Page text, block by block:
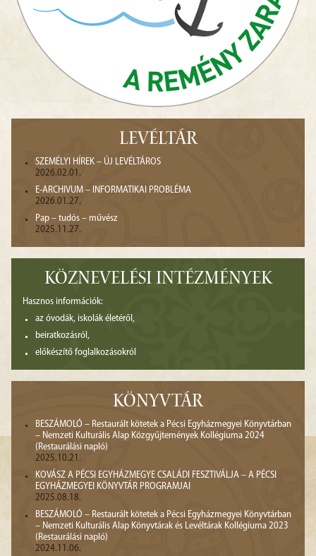
LEVÉLTÁR
SZEMÉLYI HÍREK – ÚJ LEVÉLTÁROS
2026.02.01.
E-ARCHIVUM – INFORMATIKAI PROBLÉMA
2026.01.27.
Pap – tudós – művész
2025.11.27.
KÖZNEVELÉSI INTÉZMÉNYEK
Hasznos információk:
az óvodák, iskolák életéről,
beiratkozásról,
előkészítő foglalkozásokról
KÖNYVTÁR
BESZÁMOLÓ – Restaurált kötetek a Pécsi Egyházmegyei Könyvtárban
– Nemzeti Kulturális Alap Közgyűjtemények Kollégiuma 2024
(Restaurálási napló)
2025.10.21.
KOVÁSZ A PÉCSI EGYHÁZMEGYE CSALÁDI FESZTIVÁLJA – A PÉCSI
EGYHÁZMEGYEI KÖNYVTÁR PROGRAMJAI
2025.08.18.
BESZÁMOLÓ – Restaurált kötetek a Pécsi Egyházmegyei Könyvtárban
– Nemzeti Kulturális Alap Könyvtárak és Levéltárak Kollégiuma 2023
(Restaurálási napló)
2024.11.06.